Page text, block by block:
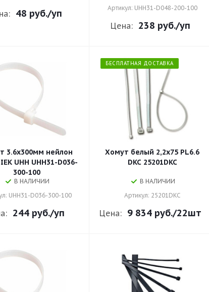
48 руб./уп
Артикул: UHH31-D048-200-100
Цена: 238 руб./уп
3.6х300мм нейлон
UHH UHH31-D036-
300-100
В НАЛИЧИИ
UHH31-D036-300-100
244 руб./уп
БЕСПЛАТНАЯ ДОСТАВКА
Хомут белый 2,2х75 PL6.6
DKC 25201DKC
В НАЛИЧИИ
Артикул: 25201DKC
Цена: 9 834 руб./22шт